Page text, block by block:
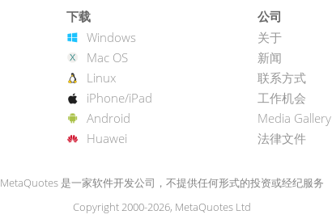
下载
Windows
Mac OS
Linux
iPhone/iPad
Android
Huawei
公司
关于
新闻
联系方式
工作机会
Media Gallery
法律文件
MetaQuotes 是一家软件开发公司，不提供任何形式的投资或经纪服务
Copyright 2000-2026, MetaQuotes Ltd